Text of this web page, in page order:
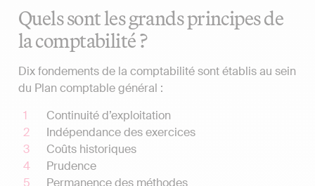
Quels sont les grands principes de
la comptabilité ?
Dix fondements de la comptabilité sont établis au sein
du Plan comptable général :
Continuité d’exploitation
Indépendance des exercices
Coûts historiques
Prudence
Permanence des méthodes